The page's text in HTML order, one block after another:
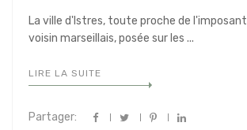
La ville d'Istres, toute proche de l'imposant
voisin marseillais, posée sur les ...
LIRE LA SUITE
Partager: